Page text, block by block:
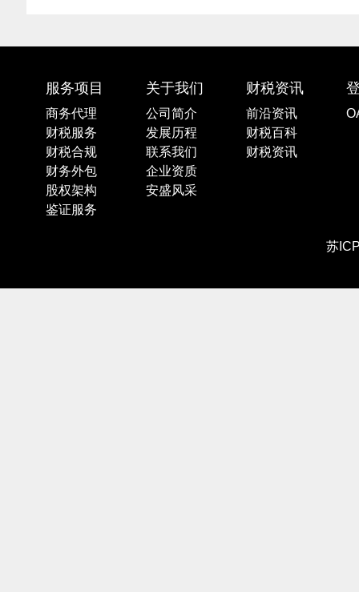
服务项目
商务代理
财税服务
财税合规
财务外包
股权架构
鉴证服务
关于我们
公司简介
发展历程
联系我们
企业资质
安盛风采
财税资讯
前沿资讯
财税百科
财税资讯
苏